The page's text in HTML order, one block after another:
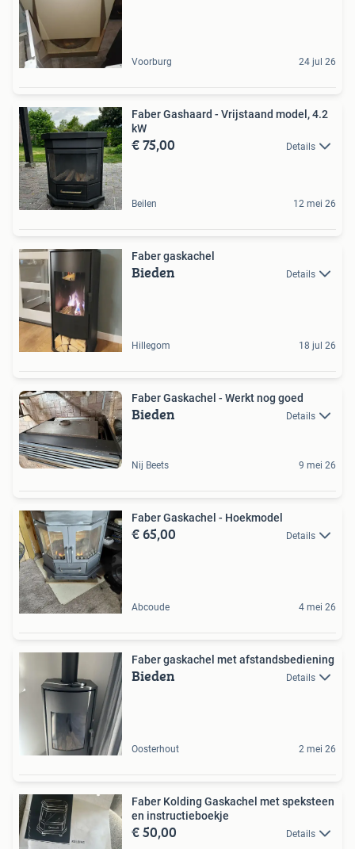
Voorburg 24 jul 26
Faber Gashaard - Vrijstaand model, 4.2
kW
€ 75,00 Details
Beilen 12 mei 26
Faber gaskachel
Bieden Details
Hillegom 18 jul 26
Faber Gaskachel - Werkt nog goed
Bieden Details
Nij Beets 9 mei 26
Faber Gaskachel - Hoekmodel
€ 65,00 Details
Abcoude 4 mei 26
Faber gaskachel met afstandsbediening
Bieden Details
Oosterhout 2 mei 26
Faber Kolding Gaskachel met speksteen
en instructieboekje
€ 50,00 Details